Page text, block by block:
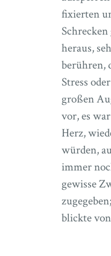
fixierten
heraus,
berühren,
Stress
großen
vor, es
Herz,
würden,
immer
gewisse
blickte